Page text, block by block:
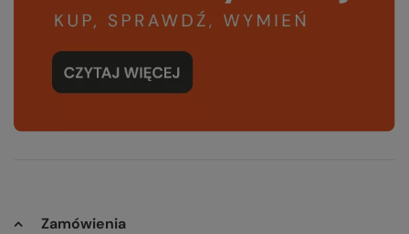
Zamówienia